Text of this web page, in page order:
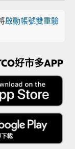
啟動帳號雙重驗
好市多APP